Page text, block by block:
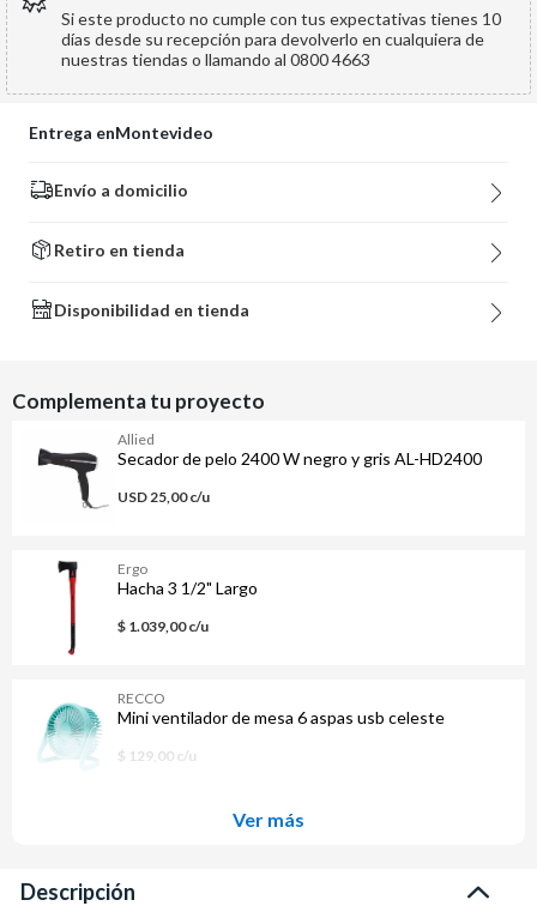
Si este producto no cumple con tus expectativas tienes 10
días desde su recepción para devolverlo en cualquiera de
nuestras tiendas o llamando al 0800 4663
Entrega enMontevideo
Envío a domicilio
Retiro en tienda
Disponibilidad en tienda
Complementa tu proyecto
Allied
Secador de pelo 2400 W negro y gris AL-HD2400
USD 25,00 c/u
Ergo
Hacha 3 1/2" Largo
$ 1.039,00 c/u
RECCO
Mini ventilador de mesa 6 aspas usb celeste
$ 129,00 c/u
Ver más
Descripción